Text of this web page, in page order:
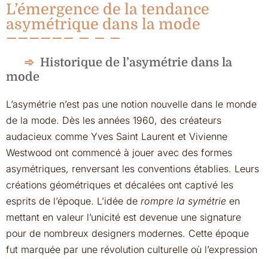
L’émergence de la tendance
asymétrique dans la mode
Historique de l’asymétrie dans la
mode
L’asymétrie n’est pas une notion nouvelle dans le monde
de la mode. Dès les années 1960, des créateurs
audacieux comme Yves Saint Laurent et Vivienne
Westwood ont commencé à jouer avec des formes
asymétriques, renversant les conventions établies. Leurs
créations géométriques et décalées ont captivé les
esprits de l’époque. L’idée de rompre la symétrie en
mettant en valeur l’unicité est devenue une signature
pour de nombreux designers modernes. Cette époque
fut marquée par une révolution culturelle où l’expression